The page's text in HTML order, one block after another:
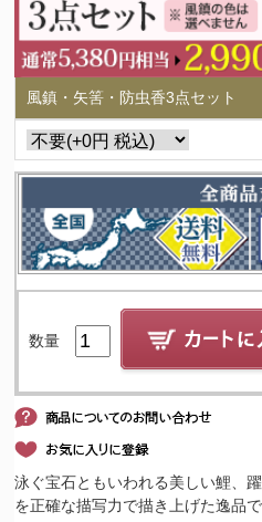
風鎮・矢筈・防虫香3点セット
数量
泳ぐ宝石ともいわれる美しい鯉、
を正確な描写力で描き上げた逸品で